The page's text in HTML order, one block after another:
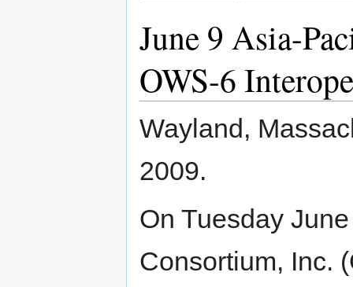
June 9 Asia-
OWS-6
Wayland,
2009.
On Tuesday
Consortium, Inc.